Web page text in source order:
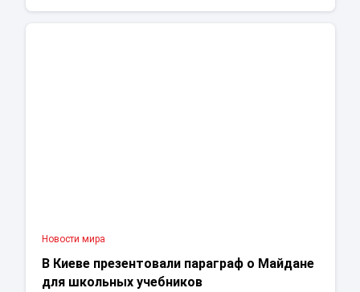
Новости мира
В Киеве презентовали параграф о Майдане
для школьных учебников